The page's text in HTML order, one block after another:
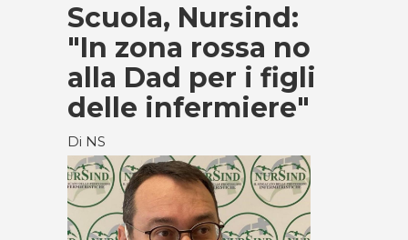
Scuola, Nursind:
"In zona rossa no
alla Dad per i figli
delle infermiere"
Di NS